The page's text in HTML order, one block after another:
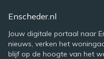
Enscheder.nl
Jouw digitale portaal naar
nieuws, verken het
blijf op de hoogte van het